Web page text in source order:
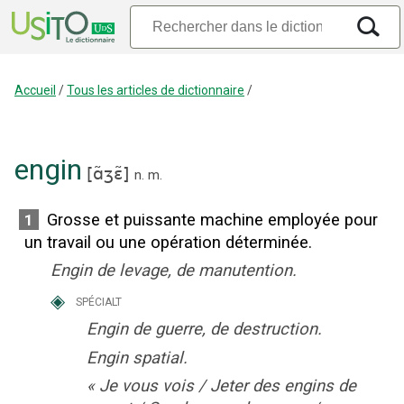
Accueil /Tous les articles de dictionnaire /
engin [ɑ̃ʒɛ̃] n. m.
1
Grosse et puissante machine employée pour
un travail ou une opération déterminée.
Engin de levage, de manutention.
◈ spécialt
Engin de guerre, de destruction.
Engin spatial.
« Je vous vois / Jeter des engins de